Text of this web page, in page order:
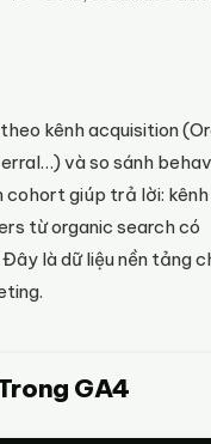
kênh acquisition
và so sánh
giúp trả lời: kênh
từ organic search có
là dữ liệu nền tảng
GA4